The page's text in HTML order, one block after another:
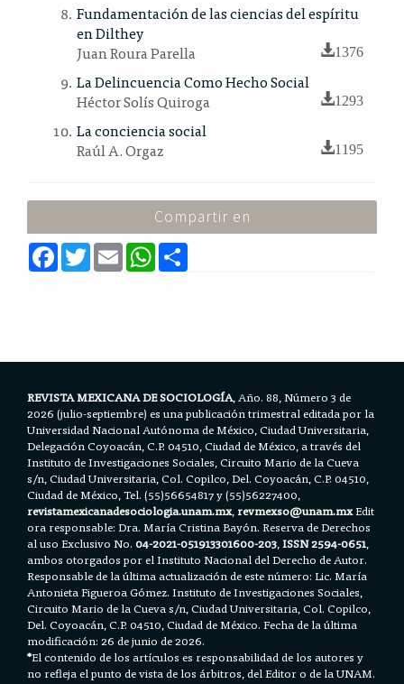
Fundamentación de las ciencias del espíritu
en Dilthey
Juan Roura Parella
1376
La Delincuencia Como Hecho Social
Héctor Solís Quiroga
1293
La conciencia social
Raúl A. Orgaz
1195
Compartir en
F
a
c
T
w
E
m
a
W
h
a
REVISTA MEXICANA DE SOCIOLOGÍA, Año. 88, Número 3 de
2026 (julio-septiembre) es una publicación trimestral editada por la
Universidad Nacional Autónoma de México, Ciudad Universitaria,
Delegación Coyoacán, C.P. 04510, Ciudad de México, a través del
Instituto de Investigaciones Sociales, Circuito Mario de la Cueva
s/n, Ciudad Universitaria, Col. Copilco, Del. Coyoacán, C.P. 04510,
Ciudad de México, Tel. (55)56654817 y (55)56227400,
revistamexicanadesociologia.unam.mx,revmexso@unam.mxEdit
ora responsable: Dra. María Cristina Bayón. Reserva de Derechos
al uso Exclusivo No.04-2021-051913301600-203,ISSN 2594-0651,
ambos otorgados por el Instituto Nacional del Derecho de Autor.
Responsable de la última actualización de este número: Lic. María
Antonieta Figueroa Gómez. Instituto de Investigaciones Sociales,
Circuito Mario de la Cueva s/n, Ciudad Universitaria, Col. Copilco,
Del. Coyoacán, C.P. 04510, Ciudad de México. Fecha de la última
modificación: 26 de junio de 2026.
*El contenido de los artículos es responsabilidad de los autores y
no refleja el punto de vista de los árbitros, del Editor o de la UNAM.